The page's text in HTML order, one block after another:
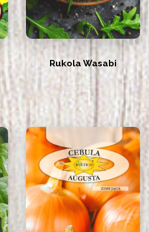
Rukola Wasabi